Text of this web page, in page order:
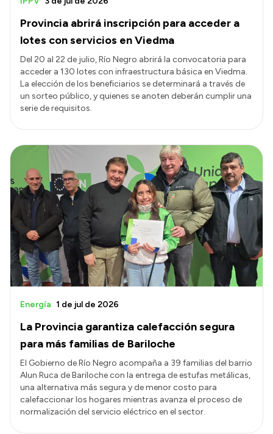
Provincia abrirá inscripción para acceder a
lotes con servicios en Viedma
Del 20 al 22 de julio, Río Negro abrirá la convocatoria para
acceder a 130 lotes con infraestructura básica en Viedma.
La elección de los beneficiarios se determinará a través de
un sorteo público, y quienes se anoten deberán cumplir una
serie de requisitos.
La Provincia garantiza calefacción segura
para más familias de Bariloche
Energía 1 de jul de 2026
El Gobierno de Río Negro acompaña a 39 familias del barrio
Alun Ruca de Bariloche con la entrega de estufas metálicas,
una alternativa más segura y de menor costo para
calefaccionar los hogares mientras avanza el proceso de
normalización del servicio eléctrico en el sector.